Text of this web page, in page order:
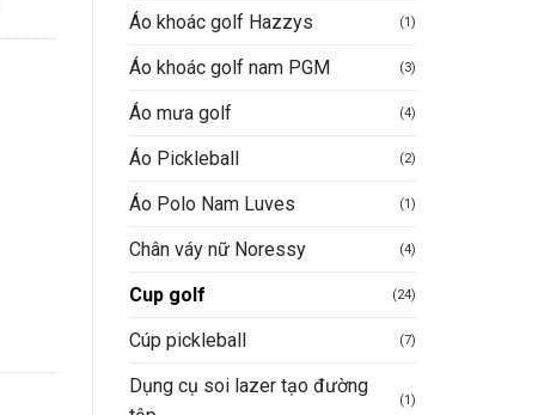
Áo khoác golf Hazzys (1)
Áo khoác golf nam PGM (3)
Áo mưa golf (4)
Áo Pickleball (2)
Áo Polo Nam Luves (1)
Chân váy nữ Noressy (4)
Cup golf (24)
Cúp pickleball (7)
Dụng cụ soi lazer tạo đường
(1)